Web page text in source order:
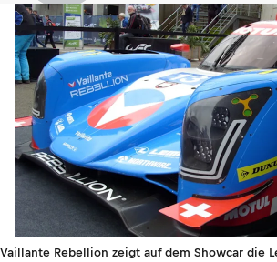
Vaillante Rebellion zeigt auf dem Showcar die